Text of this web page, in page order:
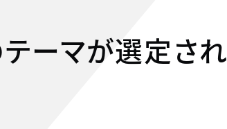
ーマが選定され